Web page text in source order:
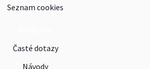
Seznam cookies
Časté dotazy
Návody